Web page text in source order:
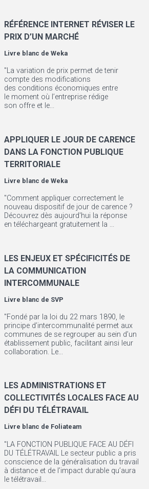
RÉFÉRENCE INTERNET RÉVISER LE
PRIX D’UN MARCHÉ
Livre blanc deWeka
"La variation de prix permet de tenir
compte des modifications
des conditions économiques entre
le moment où l’entreprise rédige
son offre et le...
APPLIQUER LE JOUR DE CARENCE
DANS LA FONCTION PUBLIQUE
TERRITORIALE
Livre blanc deWeka
"Comment appliquer correctement le
nouveau dispositif de jour de carence ?
Découvrez dès aujourd'hui la réponse
en téléchargeant gratuitement la ...
LES ENJEUX ET SPÉCIFICITÉS DE
LA COMMUNICATION
INTERCOMMUNALE
Livre blanc de SVP
"Fondé par la loi du 22 mars 1890, le
principe d’intercommunalité permet aux
communes de se regrouper au sein d’un
établissement public, facilitant ainsi leur
collaboration. Le...
LES ADMINISTRATIONS ET
COLLECTIVITÉS LOCALES FACE AU
DÉFI DU TÉLÉTRAVAIL
Livre blanc de Foliateam
"LA FONCTION PUBLIQUE FACE AU DÉFI
DU TÉLÉTRAVAIL Le secteur public a pris
conscience de la généralisation du travail
à distance et de l’impact durable qu’aura
le télétravail...